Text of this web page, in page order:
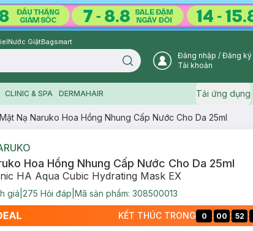
Nước GiặtBagsmart
Search icon User Icon
Đăng nhập / Đăng ký
Tài khoản
CLINIC & SPA DERMAHAIR Tải ứng dụng
Mặt Nạ Naruko Hoa Hồng Nhung Cấp Nước Cho Da 25ml
Hoa Hồng Nhung Cấp Nước Cho Da 25ml
HA Aqua Cubic Hydrating Mask EX
giá 275 Hỏi đáp Mã sản phẩm: 308500013
KẾT THÚC TRONG 0 : 00 : 52 :